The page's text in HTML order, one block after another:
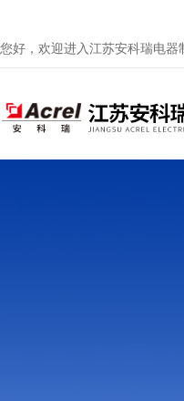
您好，欢迎进入江苏安科瑞电器